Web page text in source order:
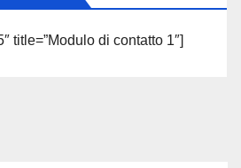
title=”Modulo di contatto 1″]